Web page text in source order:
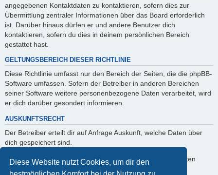
Diese Website nutzt Cookies, um dir den
angegebenen Kontaktdaten zu kontaktieren, sofern dies zur
Übermittlung zentraler Informationen über das Board erforderlich
ist. Darüber hinaus dürfen er und andere Benutzer dich
kontaktieren, sofern du dies in deinem persönlichen Bereich
gestattet hast.
GELTUNGSBEREICH DIESER RICHTLINIE
Diese Richtlinie umfasst nur den Bereich der Seiten, die die phpBB-
Software umfassen. Sofern der Betreiber in anderen Bereichen
seiner Software weitere personenbezogene Daten verarbeitet, wird
er dich darüber gesondert informieren.
AUSKUNFTSRECHT
Der Betreiber erteilt dir auf Anfrage Auskunft, welche Daten über
dich gespeichert sind.
Du kannst jederzeit die Löschung bzw. Sperrung deiner Daten
verlangen. Kontaktiere hierzu bitte den Betreiber.